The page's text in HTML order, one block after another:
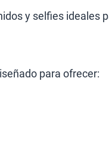
y selfies ideales
para ofrecer: